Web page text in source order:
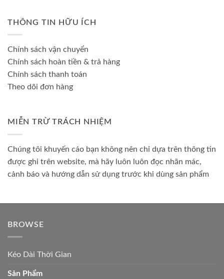
THÔNG TIN HỮU ÍCH
Chính sách vận chuyển
Chính sách hoàn tiền & trả hàng
Chính sách thanh toán
Theo dõi đơn hàng
MIỄN TRỪ TRÁCH NHIỆM
Chúng tôi khuyến cáo bạn không nên chỉ dựa trên thông tin
được ghi trên website, mà hãy luôn luôn đọc nhãn mác,
cảnh báo và hướng dẫn sử dụng trước khi dùng sản phẩm
BROWSE
Kéo Dài Thời Gian
Sản Phẩm